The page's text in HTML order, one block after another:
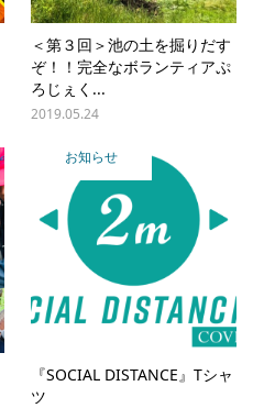
＜第３回＞池の土を掘りだす
ぞ！！完全なボランティアぷ
ろじぇく...
2019.05.24
お知らせ
『SOCIAL DISTANCE』Tシャ
ツ